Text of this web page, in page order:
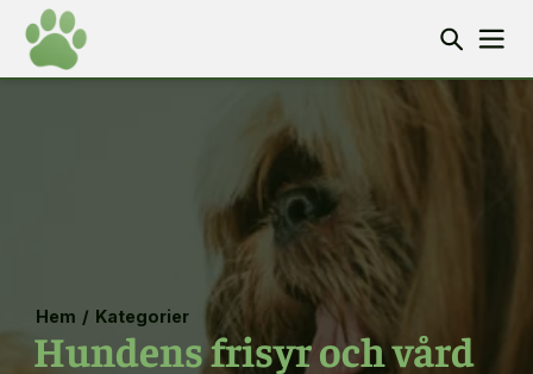
Hem / Kategorier
Hundens frisyr och vård